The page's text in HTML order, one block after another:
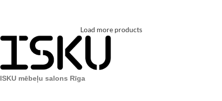
Load more products
ISKU mēbeļu salons Rīga